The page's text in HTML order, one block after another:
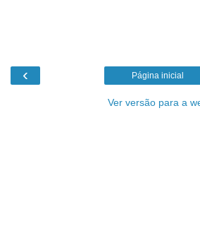
‹ Página inicial
Ver versão para a